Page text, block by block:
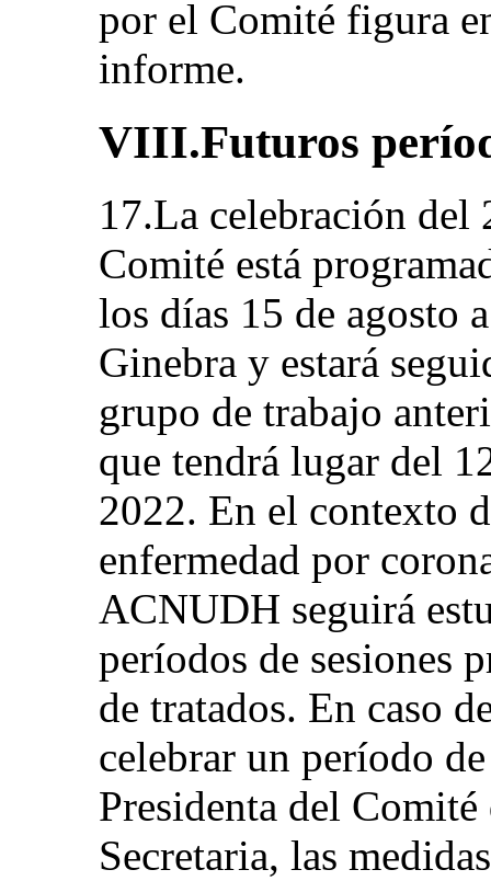
por el Comité figura
informe.
VIII.Futuros
17.La celebración del
Comité está
los días 15 de agosto
Ginebra y estará
grupo de trabajo
que tendrá lugar del
2022. En el contexto
enfermedad por
ACNUDH seguirá
períodos de sesiones
de tratados. En caso
celebrar un período
Presidenta del
Secretaria, las